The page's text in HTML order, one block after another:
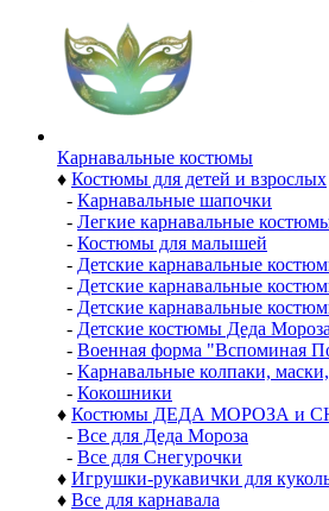
Карнавальные костюмы
♦ Костюмы для детей и взрослых
- Карнавальные шапочки
- Легкие карнавальные
- Костюмы для малышей
- Детские карнавальные
- Детские карнавальные
- Детские карнавальные
- Детские костюмы Деда
- Военная форма "Вспоминая
- Карнавальные колпаки,
- Кокошники
♦ Костюмы ДЕДА МОРОЗА и
- Все для Деда Мороза
- Все для Снегурочки
♦ Игрушки-рукавички для
♦ Все для карнавала